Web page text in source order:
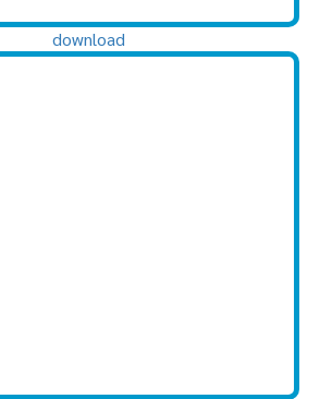
download